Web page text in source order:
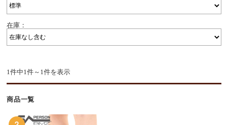
在庫：
1件中1件～1件を表示
商品一覧